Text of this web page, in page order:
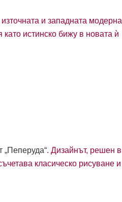
и западната модерна
истинско бижу в новата ѝ
„Пеперуда“. Дизайнът, решен в
класическо рисуване и